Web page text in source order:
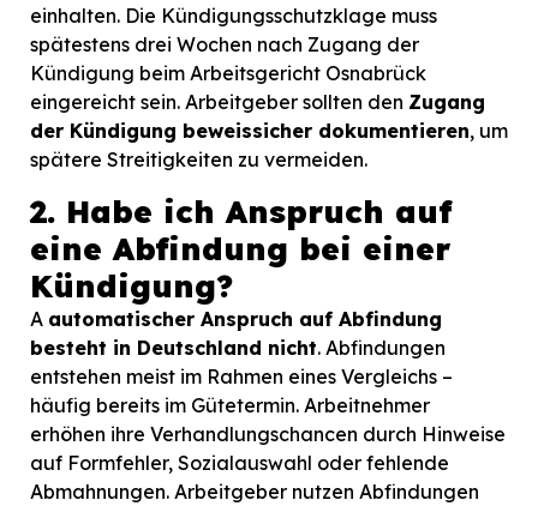
einhalten. Die Kündigungsschutzklage muss
spätestens drei Wochen nach Zugang der
Kündigung beim Arbeitsgericht Osnabrück
eingereicht sein. Arbeitgeber sollten den Zugang
der Kündigung beweissicher dokumentieren, um
spätere Streitigkeiten zu vermeiden.
2. Habe ich Anspruch auf
eine Abfindung bei einer
Kündigung?
A automatischer Anspruch auf Abfindung
besteht in Deutschland nicht. Abfindungen
entstehen meist im Rahmen eines Vergleichs –
häufig bereits im Gütetermin. Arbeitnehmer
erhöhen ihre Verhandlungschancen durch Hinweise
auf Formfehler, Sozialauswahl oder fehlende
Abmahnungen. Arbeitgeber nutzen Abfindungen